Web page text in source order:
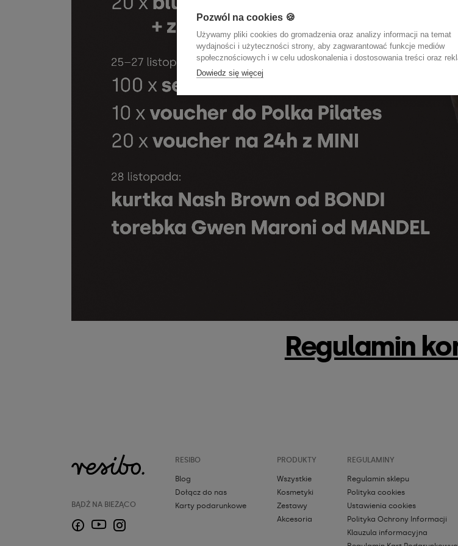
Regulamin
BĄDŹ NA BIEŻĄCO
RESIBO
Blog
Dołącz do nas
Karty podarunkowe
PRODUKTY
Wszystkie
Kosmetyki
Zestawy
Akcesoria
REGULAMINY
Regulamin sklepu
Polityka cookies
Ustawienia cookies
Polityka Ochrony Informacji
Klauzula informacyjna
Pozwól na cookies 🍪
Używamy pliki cookies do gromadzenia oraz analizy informacji na temat
wydajności i użyteczności strony, aby zagwarantować funkcje mediów
społecznościowych i w celu udoskonalenia i dostosowania treści oraz
Dowiedz się więcej